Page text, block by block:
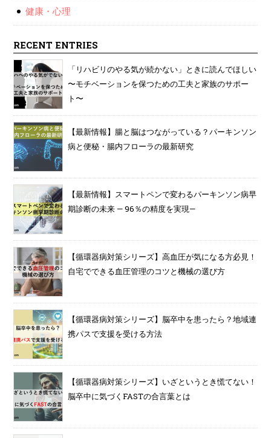
健康・心理
RECENT ENTRIES
「リハビリのやる気が続かない」ときに読んでほしい
〜モチベーションを保つための工夫と家族のサポー
ト〜
【最新情報】腸と脳はつながっている？パーキンソン
病と便秘・腸内フローラの最新研究
【最新情報】スマートペンで変わるパーキンソン病早
期診断の未来 — 96％の精度を実現—
【循環器病対策シリーズ】高血圧が気になる方必見！
自宅でできる血圧管理のコツと機械の選び方
【循環器病対策シリーズ】脳卒中を患ったら？地域連
携パスで支援を受ける方法
【循環器病対策シリーズ】いざというとき慌てない！
脳卒中に気づくFASTの合言葉とは